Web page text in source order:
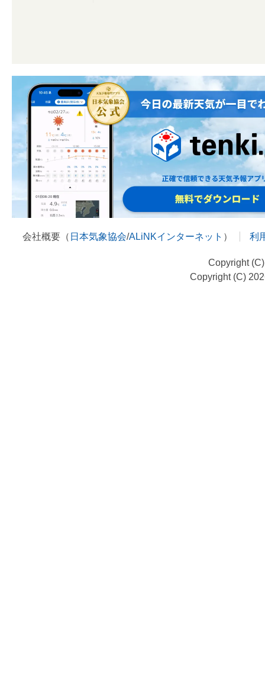
会社概要（ 日本気象協会/ALiNKインターネット ） 利
Copyright
Copyright (C)